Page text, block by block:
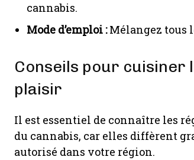
cannabis.
Mode d’emploi :Mélangez tous
Conseils pour cuisiner
plaisir
Il est essentiel de connaître les
du cannabis, car elles diffèrent
autorisé dans votre région.